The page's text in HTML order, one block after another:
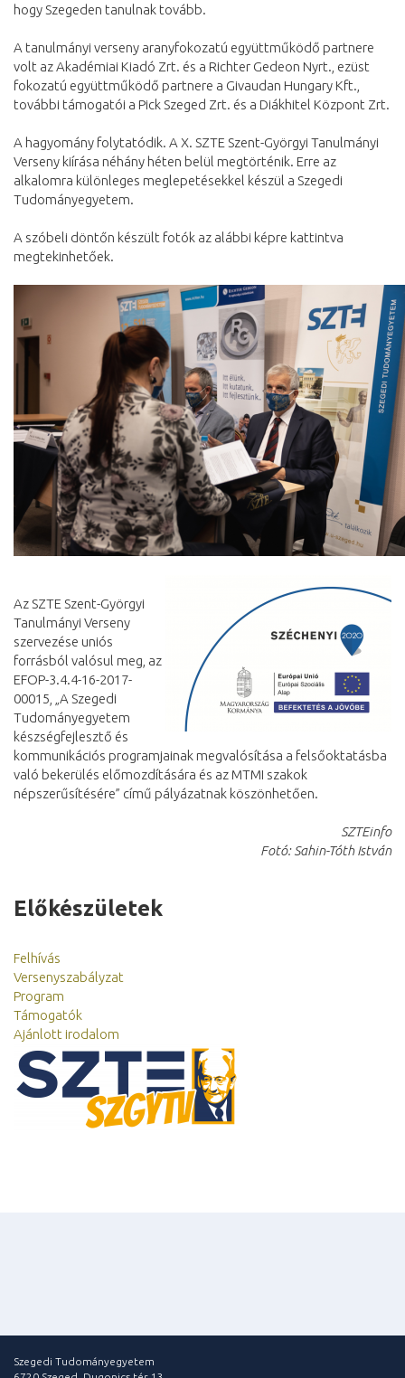
hogy Szegeden tanulnak tovább.
A tanulmányi verseny aranyfokozatú együttműködő partnere
volt az Akadémiai Kiadó Zrt. és a Richter Gedeon Nyrt., ezüst
fokozatú együttműködő partnere a Givaudan Hungary Kft.,
további támogatói a Pick Szeged Zrt. és a Diákhitel Központ Zrt.
A hagyomány folytatódik. A X. SZTE Szent-Györgyi Tanulmányi
Verseny kiírása néhány héten belül megtörténik. Erre az
alkalomra különleges meglepetésekkel készül a Szegedi
Tudományegyetem.
A szóbeli döntőn készült fotók az alábbi képre kattintva
megtekinhetőek.
Az SZTE Szent-Györgyi
Tanulmányi Verseny
szervezése uniós
forrásból valósul meg, az
EFOP-3.4.4-16-2017-
00015, „A Szegedi
Tudományegyetem
készségfejlesztő és
kommunikációs programjainak megvalósítása a felsőoktatásba
való bekerülés előmozdítására és az MTMI szakok
népszerűsítésére” című pályázatnak köszönhetően.
SZTEinfo
Fotó: Sahin-Tóth István
Előkészületek
Felhívás
Versenyszabályzat
Program
Támogatók
Ajánlott irodalom
Szegedi Tudományegyetem